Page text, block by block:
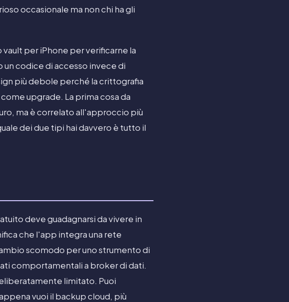
occasionale ma non chi ha gli
per iPhone per verificarne la
codice di accesso invece di
più debole perché la crittografia
upgrade. La prima cosa da
ma è correlato all'approccio più
dei due tipi hai davvero è tutto il
deve guadagnarsi da vivere in
che l'app integra una rete
scomodo per uno strumento di
comportamentali a broker di dati.
limitato. Puoi
vuoi il backup cloud, più